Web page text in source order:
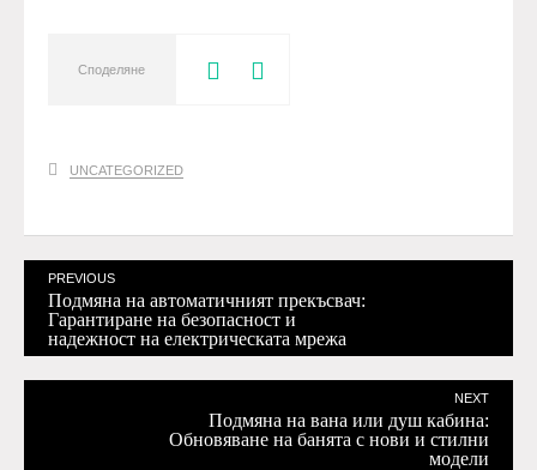
Споделяне
UNCATEGORIZED
PREVIOUS
Подмяна на автоматичният прекъсвач:
Гарантиране на безопасност и
надежност на електрическата мрежа
NEXT
Подмяна на вана или душ кабина:
Обновяване на банята с нови и стилни
модели